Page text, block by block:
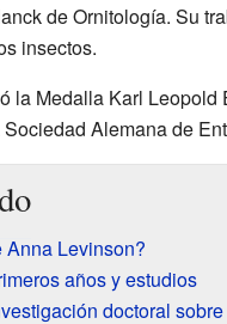
de Ornitología. Su
insectos.
la Medalla Karl Leopold
Alemana de
Anna Levinson?
años y estudios
doctoral